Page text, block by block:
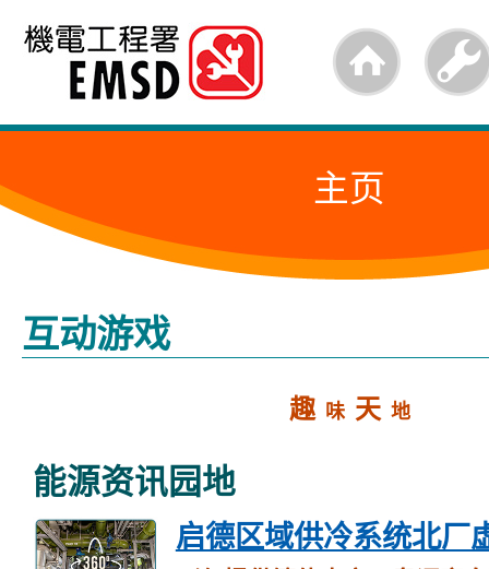
跳
内
的
始
主页
互动游戏
趣 味 天 地
能源资讯园地
启德区域供冷系统北厂